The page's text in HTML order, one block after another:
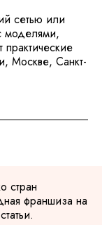
сетью или
моделями,
Москве, Санкт-
стран
франшиза на